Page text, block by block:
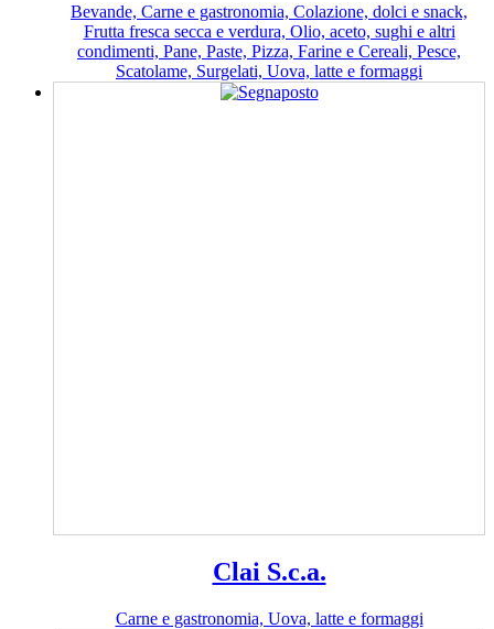
Bevande, Carne e gastronomia, Colazione, dolci e snack,
Frutta fresca secca e verdura, Olio, aceto, sughi e altri
condimenti, Pane, Paste, Pizza, Farine e Cereali, Pesce,
Scatolame, Surgelati, Uova, latte e formaggi
Clai S.c.a.
Carne e gastronomia, Uova, latte e formaggi